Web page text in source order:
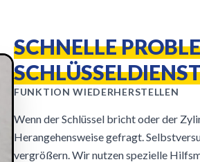
SCHNELLE
FUNKTION WIEDERHERSTELLEN
Wenn der Schlüssel bricht oder der
Herangehensweise gefragt.
vergrößern. Wir nutzen spezielle